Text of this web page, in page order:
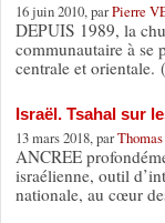
16 juin 2010, parPierre
DEPUIS 1989, la
communautaire à se
centrale et
Israël. Tsahal sur
13 mars 2018, par
ANCREE
israélienne, outil
nationale, au cœur